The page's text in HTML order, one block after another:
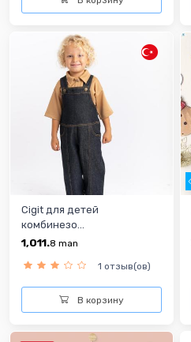
Cigit для детей
комбинезо...
1,011.8 man
1 отзыв(ов)
В корзину